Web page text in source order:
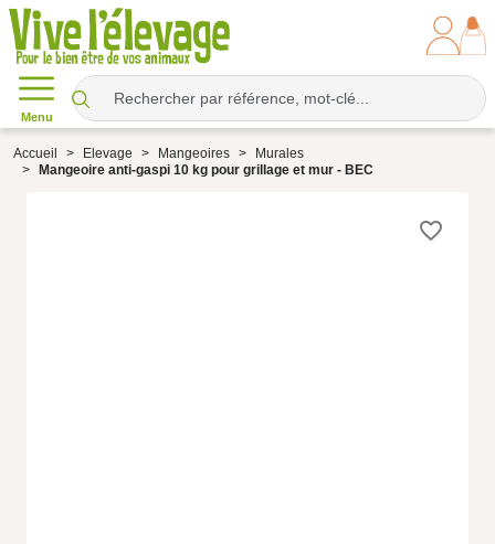
Menu
Accueil Elevage Mangeoires
Murales
Mangeoire anti-gaspi 10 kg pour grillage et mur - BEC
favorite_border